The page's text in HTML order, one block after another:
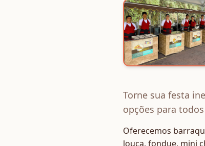
Torne sua festa
opções para
Oferecemos
louca, fondue, mini